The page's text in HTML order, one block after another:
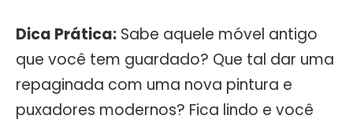
Dica Prática: Sabe aquele móvel antigo
que você tem guardado? Que tal dar uma
repaginada com uma nova pintura e
puxadores modernos? Fica lindo e você